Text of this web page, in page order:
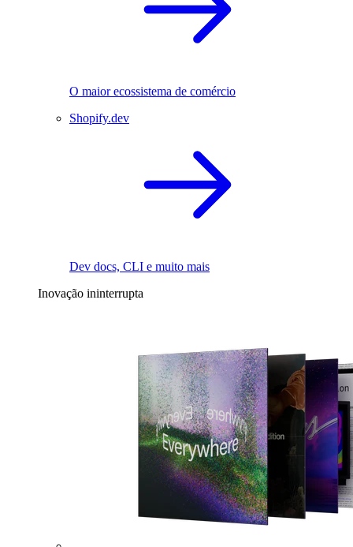
O maior ecossistema de comércio
Shopify.dev
Dev docs, CLI e muito mais
Inovação ininterrupta